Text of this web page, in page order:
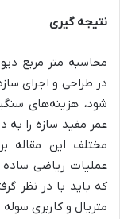
نتیجه گیری
محاسبه متر مربع
در طراحی و اجرای
شود، هزینه‌های
عمر مفید سازه را
مختلف این مقاله
عملیات ریاضی
که باید با در نظر
متریال و کاربری